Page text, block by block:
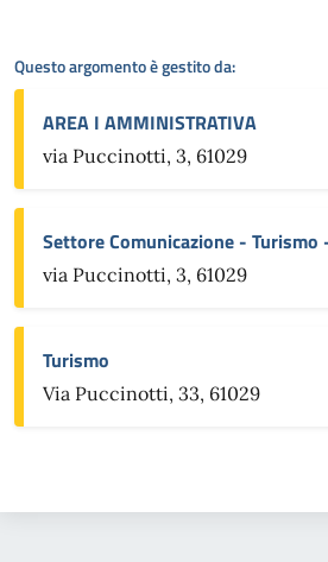
Questo argomento è gestito da:
AREA I AMMINISTRATIVA
via Puccinotti, 3, 61029
Settore Comunicazione - Turismo
via Puccinotti, 3, 61029
Turismo
Via Puccinotti, 33, 61029